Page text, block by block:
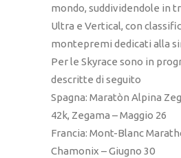
mondo, suddividendole in
Ultra e Vertical, con
montepremi dedicati alla
Per le Skyrace sono in
descritte di seguito
Spagna: Maratòn Alpina
42k, Zegama – Maggio 26
Francia: Mont-Blanc
Chamonix – Giugno 30